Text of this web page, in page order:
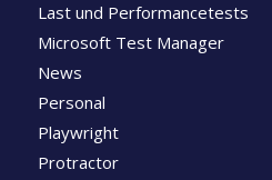
Last und Performancetests
Microsoft Test Manager
News
Personal
Playwright
Protractor